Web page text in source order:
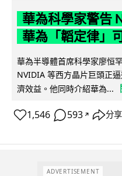
華為科學家警告
華為「韜定律」
華為半導體首席科學家廖恒
NVIDIA 等西方晶片巨頭正
濟效益。他同時介紹華為...
1,546 593 ↗ 分享
ADVERTISEMENT